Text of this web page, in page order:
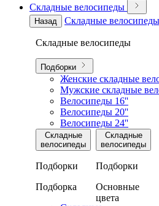
Складные велосипеды
Назад Складные велосипеды
Складные велосипеды
Подборки
Женские складные
Мужские складные
Велосипеды 16''
Велосипеды 20''
Велосипеды 24''
Складные
велосипеды
Подборки
Подборка
Складные
велосипеды
Подборки
Основные
цвета